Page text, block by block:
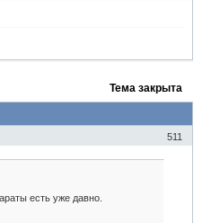
Тема закрыта
511
есть уже давно.